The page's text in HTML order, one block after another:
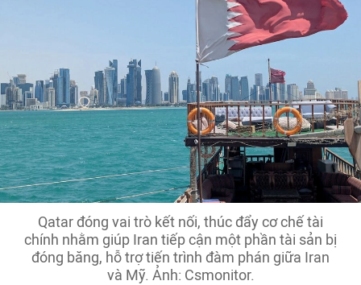
Qatar đóng vai trò kết nối, thúc đẩy cơ chế tài
chính nhằm giúp Iran tiếp cận một phần tài sản bị
đóng băng, hỗ trợ tiến trình đàm phán giữa Iran
và Mỹ. Ảnh: Csmonitor.